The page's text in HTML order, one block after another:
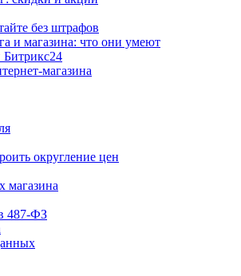
без штрафов
и магазина: что они умеют
Битрикс24
магазина
округление цен
магазина
487-ФЗ